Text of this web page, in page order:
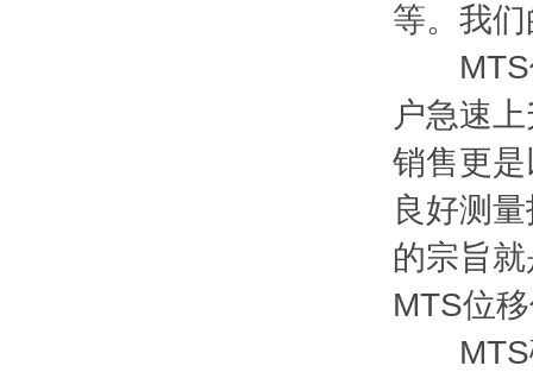
等。我
MTS位
户急速
销售更
良好测
的宗旨
MTS位
MTS磁